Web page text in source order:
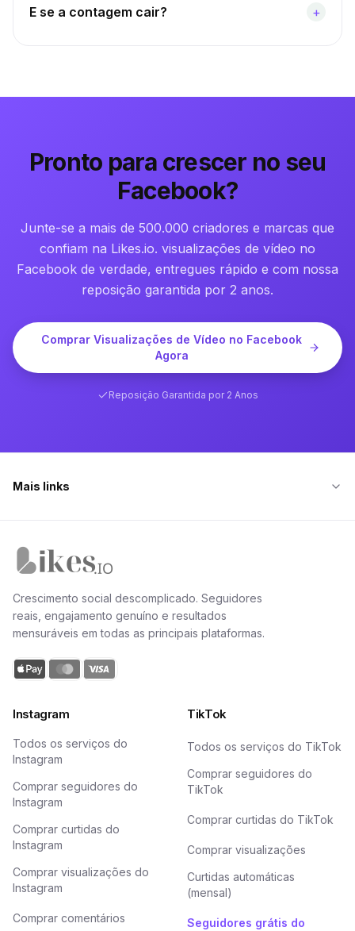
E se a contagem cair? +
Pronto para crescer no seu
Facebook?
Junte-se a mais de 500.000 criadores e marcas que
confiam na Likes.io. visualizações de vídeo no
Facebook de verdade, entregues rápido e com nossa
reposição garantida por 2 anos.
Comprar Visualizações de Vídeo no Facebook
Agora
Reposição Garantida por 2 Anos
Mais links
Crescimento social descomplicado. Seguidores
reais, engajamento genuíno e resultados
mensuráveis em todas as principais plataformas.
Instagram
Todos os serviços do
Instagram
Comprar seguidores do
Instagram
Comprar curtidas do
Instagram
Comprar visualizações do
Instagram
Comprar comentários
TikTok
Todos os serviços do TikTok
Comprar seguidores do
TikTok
Comprar curtidas do TikTok
Comprar visualizações
Curtidas automáticas
(mensal)
Seguidores grátis do